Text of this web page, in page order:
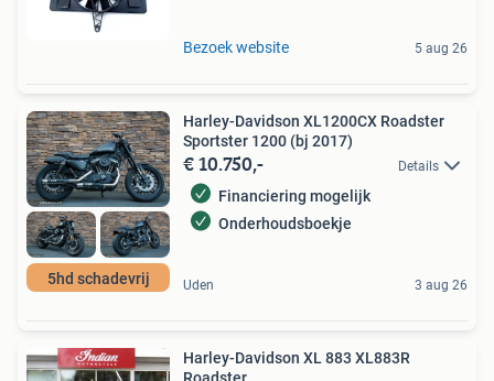
Bezoek website 5 aug 26
5hd schadevrij
Harley-Davidson XL1200CX Roadster
Sportster 1200 (bj 2017)
€ 10.750,- Details
Financiering mogelijk
Onderhoudsboekje
Uden 3 aug 26
Harley-Davidson XL 883 XL883R